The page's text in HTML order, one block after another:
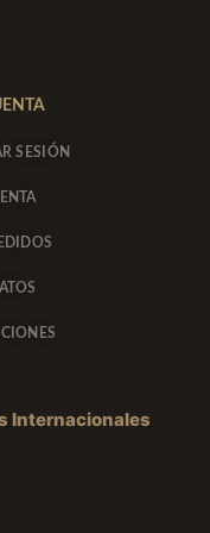
SESIÓN
Internacionales